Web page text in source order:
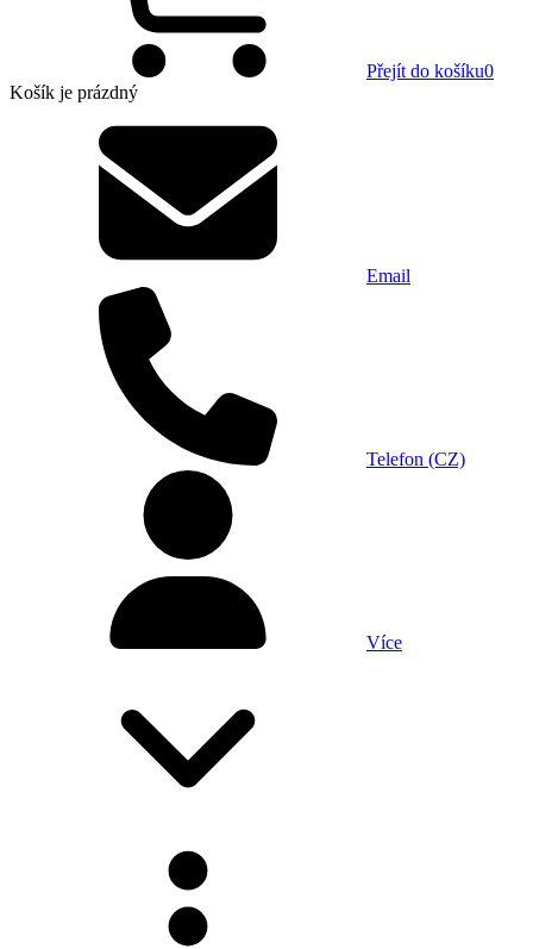
Přejít do košíku0
Košík je prázdný
Email
Telefon (CZ)
Více